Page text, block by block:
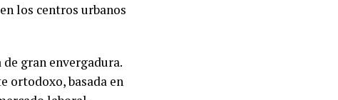
los centros urbanos
gran envergadura.
ortodoxo, basada en